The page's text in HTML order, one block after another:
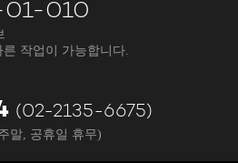
010
작업이 가능합니다.
(02-2135-6675)
말, 공휴일 휴무)